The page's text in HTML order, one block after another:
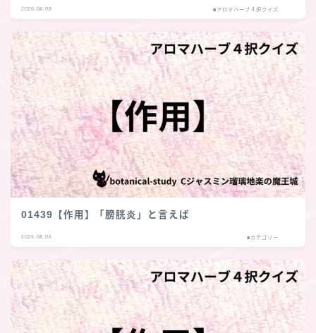
2026.08.08 ■アロマハーブ４択クイズ
01439【作用】「膀胱炎」と言えば
2026.08.06 ■カテゴリー